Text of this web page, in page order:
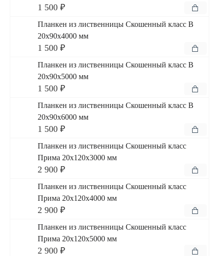
1 500 ₽
Планкен из лиственницы Скошенный класс В
20x90x4000 мм
1 500 ₽
Планкен из лиственницы Скошенный класс В
20x90x5000 мм
1 500 ₽
Планкен из лиственницы Скошенный класс В
20x90x6000 мм
1 500 ₽
Планкен из лиственницы Скошенный класс
Прима 20x120x3000 мм
2 900 ₽
Планкен из лиственницы Скошенный класс
Прима 20x120x4000 мм
2 900 ₽
Планкен из лиственницы Скошенный класс
Прима 20x120x5000 мм
2 900 ₽